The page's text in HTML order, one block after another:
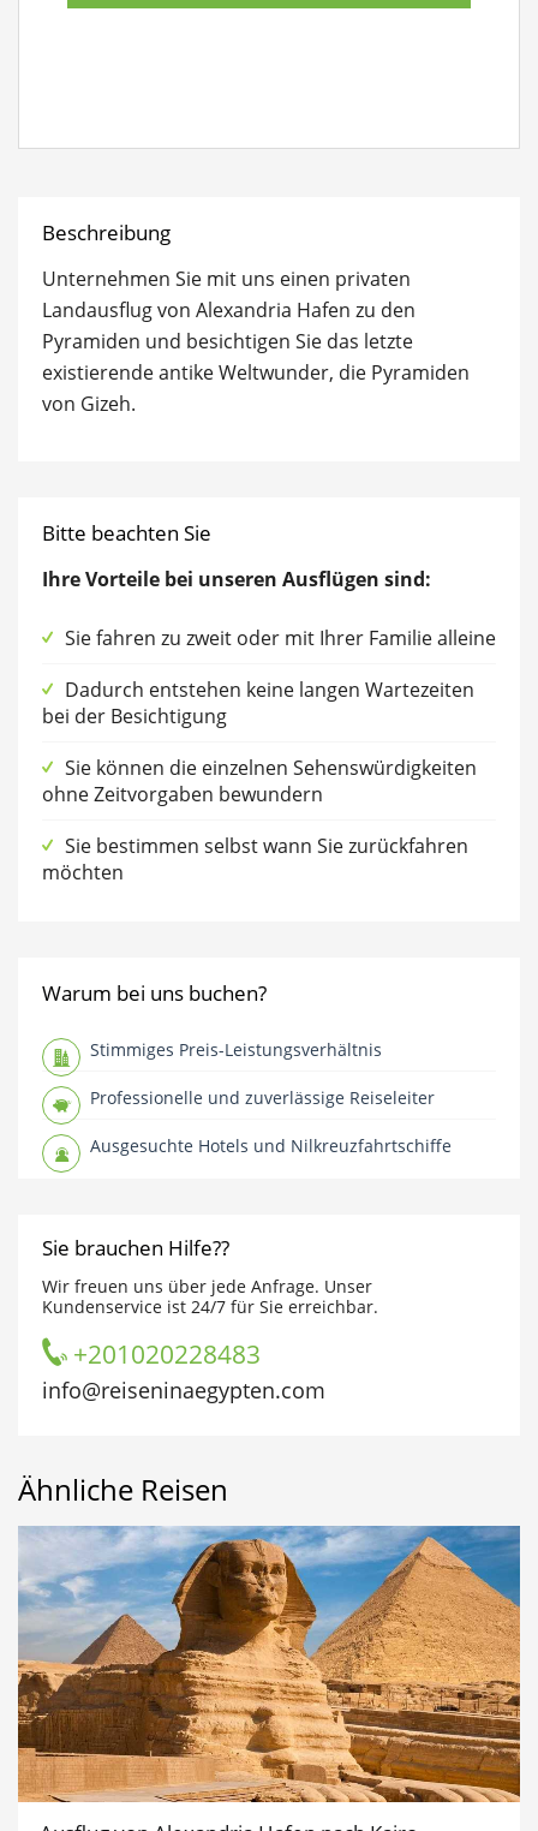
Beschreibung
Unternehmen Sie mit uns einen privaten
Landausflug von Alexandria Hafen zu den
Pyramiden und besichtigen Sie das letzte
existierende antike Weltwunder, die Pyramiden
von Gizeh.
Bitte beachten Sie
Ihre Vorteile bei unseren Ausflügen sind:
Sie fahren zu zweit oder mit Ihrer Familie alleine
Dadurch entstehen keine langen Wartezeiten
bei der Besichtigung
Sie können die einzelnen Sehenswürdigkeiten
ohne Zeitvorgaben bewundern
Sie bestimmen selbst wann Sie zurückfahren
möchten
Warum bei uns buchen?
Stimmiges Preis-Leistungsverhältnis
Professionelle und zuverlässige Reiseleiter
Ausgesuchte Hotels und Nilkreuzfahrtschiffe
Sie brauchen Hilfe??
Wir freuen uns über jede Anfrage. Unser
Kundenservice ist 24/7 für Sie erreichbar.
+201020228483
info@reiseninaegypten.com
Ähnliche Reisen